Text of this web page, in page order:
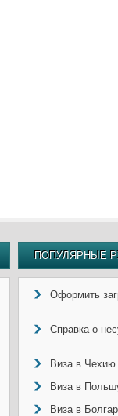
ПОПУЛЯРНЫЕ
Оформить
Справка о
Виза в Чехию
Виза в
Виза в